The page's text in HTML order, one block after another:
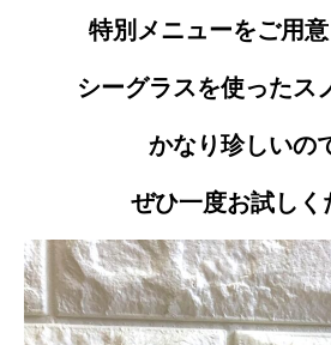
特別メニューをご用意
シーグラスを使ったス
かなり珍しいの
ぜひ一度お試しく